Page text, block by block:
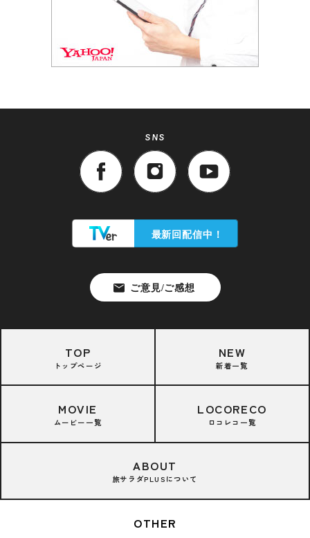
SNS
TOP
トップページ
NEW
新着一覧
MOVIE
ムービー一覧
LOCORECO
ロコレコ一覧
ABOUT
旅サラダPLUSについて
OTHER